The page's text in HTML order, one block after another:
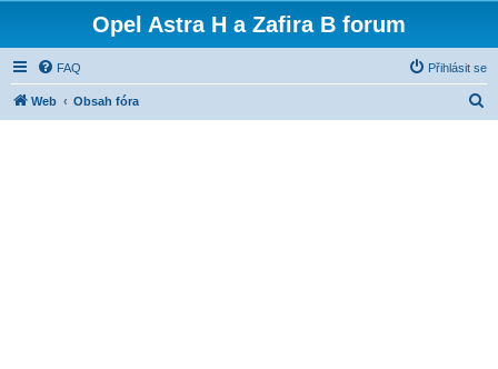
Opel Astra H a Zafira B forum
FAQ Přihlásit se
Web Obsah fóra